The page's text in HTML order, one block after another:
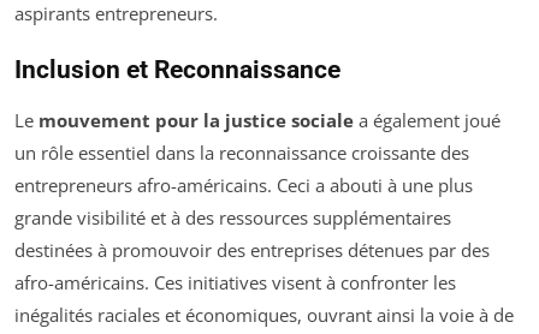
aspirants entrepreneurs.
Inclusion et Reconnaissance
Le mouvement pour la justice sociale a également joué
un rôle essentiel dans la reconnaissance croissante des
entrepreneurs afro-américains. Ceci a abouti à une plus
grande visibilité et à des ressources supplémentaires
destinées à promouvoir des entreprises détenues par des
afro-américains. Ces initiatives visent à confronter les
inégalités raciales et économiques, ouvrant ainsi la voie à de